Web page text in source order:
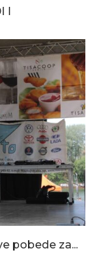
I
pobede za...